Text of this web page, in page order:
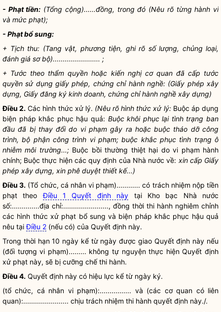
- Phạt tiền: (Tổng cộng)......đồng, trong đó (Nêu rõ từng hành vi
và mức phạt);
- Phạt bổ sung:
+ Tịch thu: (Tang vật, phương tiện, ghi rõ số lượng, chủng loại,
đánh giá sơ bộ)........................ ;
+ Tước theo thẩmquyền hoặc kiến nghị cơ quan đã cấp tước
quyền sử dụng giấy phép, chứng chỉ hành nghề: (Giấy phép xây
dựng, Giấy đăng ký kinh doanh, chứng chỉhành nghề xây dựng)
Điều 2. Các hình thức xử lý. (Nêu rõ hình thức xử lý: Buộc áp dụng
biện pháp khắc phục hậu quả: Buộc khôi phục lại tình trạng ban
đầu đã bị thay đổi do vi phạm gây ra hoặc buộc tháo dỡ công
trình, bộ phận công trình vi phạm; buộc khắc phục tình trạng ô
nhiễm môi trường...;Buộc bồi thường thiệt hại do vi phạm hành
chính; Buộc thực hiện các quy định của Nhà nước về: xin cấp Giấy
phép xây dựng, xin phê duyệt thiết kế...)
Điều 3. (Tổ chức, cá nhân vi phạm)............ có trách nhiệm nộp tiền
phạt theoĐiều 1 Quyết định này tại Kho bạc Nhà nước
số:..............địa chỉ:......................., đồng thời thi hành nghiêm chỉnh
các hình thức xử phạt bổ sung và biện pháp khắc phục hậu quả
nêu tạiĐiều 2 (nếu có) của Quyết định này.
Trong thời hạn 10 ngày kể từ ngày được giao Quyết định này nếu
(đối tượng vi phạm)......... không tự nguyện thực hiện Quyết định
xử phạt này, sẽ bị cưỡng chếthi hành.
Điều 4. Quyết định này có hiệu lực kể từ ngày ký.
(tổ chức, cá nhân vi phạm):................ và (các cơ quan có liên
quan):....................... chịu trách nhiệm thi hành quyết định này./.